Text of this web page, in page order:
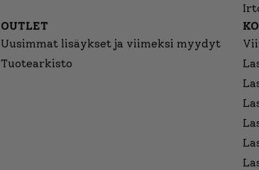
OUTLET
Uusimmat lisäykset ja viimeksi myydyt
Tuotearkisto